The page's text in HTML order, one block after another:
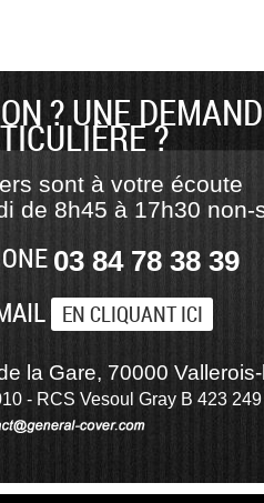
? UNE
?
sont à votre écoute
de 8h45 à 17h30 non-
03 84 78 38 39
EN CLIQUANT ICI
la Gare, 70000
- RCS Vesoul Gray B 423